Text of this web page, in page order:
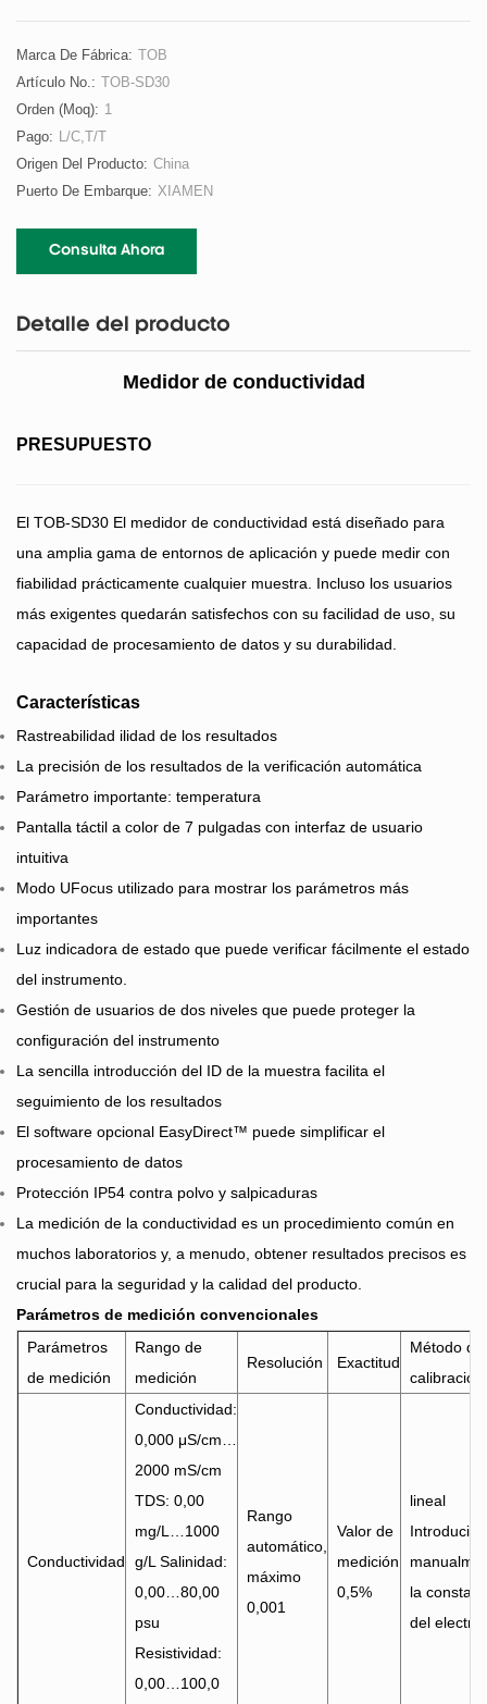
Marca De Fábrica: TOB
Artículo No.: TOB-SD30
Orden (moq): 1
Pago: L/C,T/T
Origen Del Producto: China
Puerto De Embarque: XIAMEN
Consulta Ahora
Detalle del producto
Medidor de conductividad
PRESUPUESTO
El TOB-SD30 El medidor de conductividad está diseñado para
una amplia gama de entornos de aplicación y puede medir con
fiabilidad prácticamente cualquier muestra. Incluso los usuarios
más exigentes quedarán satisfechos con su facilidad de uso, su
capacidad de procesamiento de datos y su durabilidad.
Características
Rastreabilidad ilidad de los resultados
La precisión de los resultados de la verificación automática
Parámetro importante: temperatura
Pantalla táctil a color de 7 pulgadas con interfaz de usuario
intuitiva
Modo UFocus utilizado para mostrar los parámetros más
importantes
Luz indicadora de estado que puede verificar fácilmente el estado
del instrumento.
Gestión de usuarios de dos niveles que puede proteger la
configuración del instrumento
La sencilla introducción del ID de la muestra facilita el
seguimiento de los resultados
El software opcional EasyDirect™ puede simplificar el
procesamiento de datos
Protección IP54 contra polvo y salpicaduras
La medición de la conductividad es un procedimiento común en
muchos laboratorios y, a menudo, obtener resultados precisos es
crucial para la seguridad y la calidad del producto.
Parámetros de medición convencionales
Parámetros
de medición
Rango de
medición
Resolución Exactitud
Método de
calibración
Conductividad
Conductividad:
0,000 μS/cm…
2000 mS/cm
TDS: 0,00
mg/L…1000
g/L Salinidad:
0,00…80,00
psu
Resistividad:
0,00…100,0
Rango
automático,
máximo
0,001
Valor de
medición
0,5%
lineal
Introducir
la
del